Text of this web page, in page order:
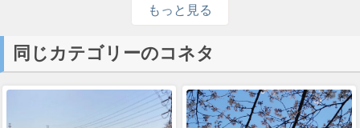
もっと見る
同じカテゴリーのコネタ